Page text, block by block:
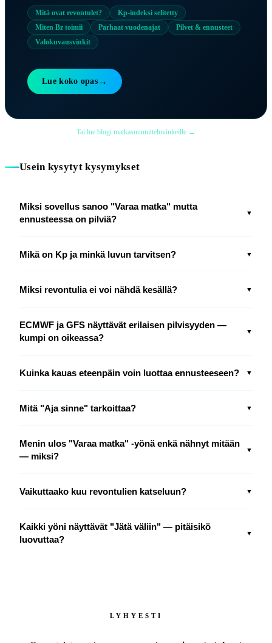
Mitä ovat revontulet?
Kp-indeksi selitetty
Miten Bz toimii
Parhaat vuodenajat
Pilvet & ennusteet
Valokuvausvinkit
Lue koko opas→
Tai lue blogi matkasuunnitteluvinkeille →
Usein kysytyt kysymykset
Miksi sovellus sanoo "Varaa matka" mutta
ennusteessa on pilviä?
▼
Mikä on Kp ja minkä luvun tarvitsen? ▼
Miksi revontulia ei voi nähdä kesällä? ▼
ECMWF ja GFS näyttävät erilaisen pilvisyyden —
kumpi on oikeassa?
▼
Kuinka kauas eteenpäin voin luottaa ennusteeseen? ▼
Mitä "Aja sinne" tarkoittaa? ▼
Menin ulos "Varaa matka" -yönä enkä nähnyt mitään
— miksi?
▼
Vaikuttaako kuu revontulien katseluun? ▼
Kaikki yöni näyttävät "Jätä väliin" — pitäisikö
luovuttaa?
▼
LYHYESTI